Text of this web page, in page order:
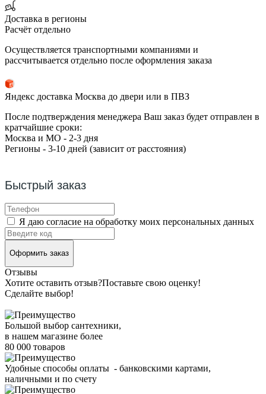
Доставка в регионы
Расчёт отдельно
Осуществляется транспортными компаниями и
рассчитывается отдельно после оформления заказа
Яндекс доставка Москва до двери или в ПВЗ
После подтверждения менеджера Ваш заказ будет отправлен в
кратчайшие сроки:
Москва и МО - 2-3 дня
Регионы - 3-10 дней (зависит от расстояния)
Быстрый заказ
Я даю согласие на обработку моих персональных данных
Оформить заказ
Отзывы
Хотите оставить отзыв?Поставьте свою оценку!
Сделайте выбор!
Большой выбор сантехники,
в нашем магазине более
80 000 товаров
Удобные способы оплаты - банковскими картами,
наличными и по счету